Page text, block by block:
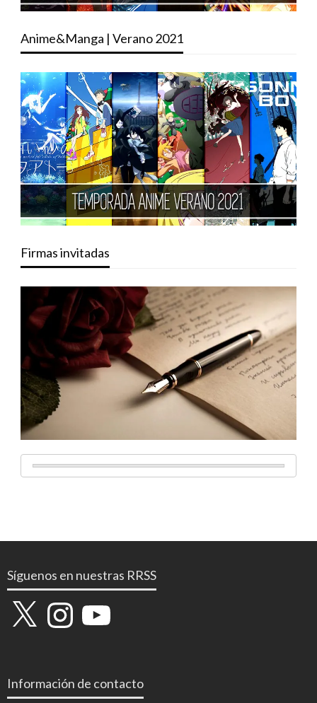
Anime&Manga | Verano 2021
Firmas invitadas
Síguenos en nuestras RRSS
X InstagramYouTube
Información de contacto